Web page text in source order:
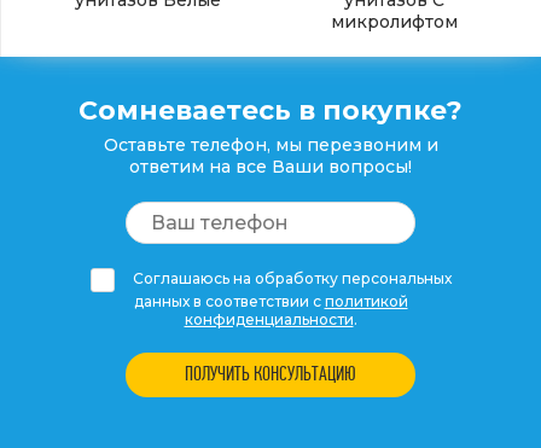
микролифтом
Сомневаетесь в покупке?
Оставьте телефон, мы перезвоним и
ответим на все Ваши вопросы!
Соглашаюсь на обработку персональных
данных в соответствии с политикой
конфиденциальности.
ПОЛУЧИТЬ КОНСУЛЬТАЦИЮ